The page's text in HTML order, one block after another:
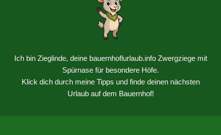
Ich bin Zieglinde, deine bauernhoflurlaub.info Zwergziege mit
Spürnase für besondere Höfe.
Klick dich durch meine Tipps und finde deinen nächsten
Urlaub auf dem Bauernhof!